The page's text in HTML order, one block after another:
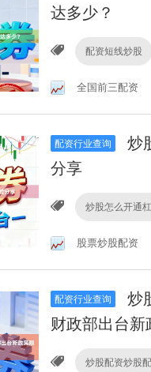
达多少？
配资短线炒股
全国前三配资
配资行业查询
炒
分享
炒股怎么开通
股票炒股配资
配资行业查询
炒
财政部出台
炒股配资炒股